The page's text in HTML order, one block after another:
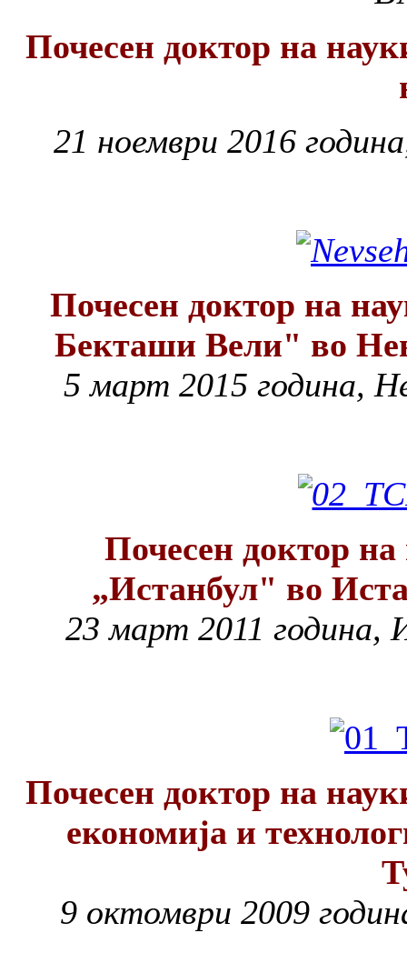
Почесен доктор на
21 ноември 2016
Почесен доктор на
Бекташи Вели" во
5 март 2015 година,
Почесен доктор
„Истанбул" во
23 март 2011 година,
Почесен доктор на
економија и
9 октомври 2009